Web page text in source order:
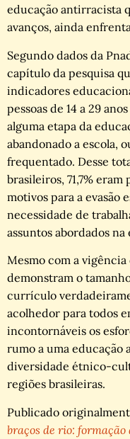
educação antirracista
avanços, ainda
Segundo dados da
capítulo da pesquisa
indicadores
pessoas de 14 a 29
alguma etapa da
abandonado a escola,
frequentado. Desse
brasileiros, 71,7%
motivos para a evasão
necessidade de
assuntos abordados na
Mesmo com a
demonstram o
currículo
acolhedor para todos
incontornáveis os
rumo a uma educação
diversidade étnico-
regiões brasileiras.
Publicado
braços de rio: